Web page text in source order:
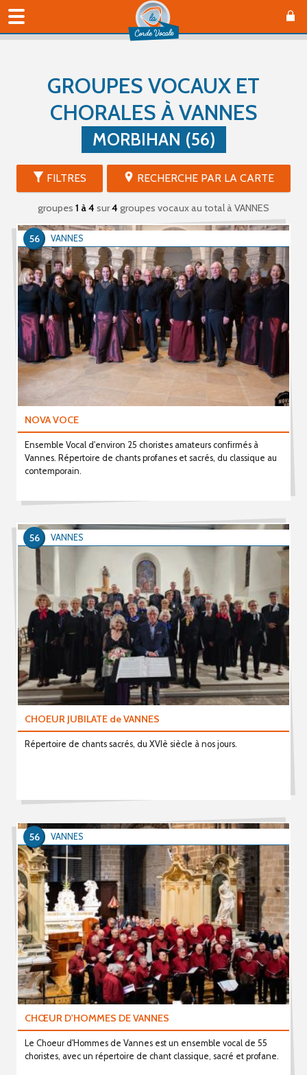
GROUPES VOCAUX ET
CHORALES À VANNES
MORBIHAN (56)
FILTRES RECHERCHE PAR LA CARTE
groupes 1 à 4 sur4 groupes vocaux au totalà VANNES
NOVA VOCE
Ensemble Vocal d'environ 25 choristes amateurs confirmés à
Vannes. Répertoire de chants profanes et sacrés, du classique au
contemporain.
VANNES
56
CHOEUR JUBILATE de VANNES
Répertoire de chants sacrés, du XVIè siècle à nos jours.
VANNES
56
CHŒUR D'HOMMES DE VANNES
Le Choeur d'Hommes de Vannes est un ensemble vocal de 55
choristes, avec un répertoire de chant classique, sacré et profane.
VANNES
56